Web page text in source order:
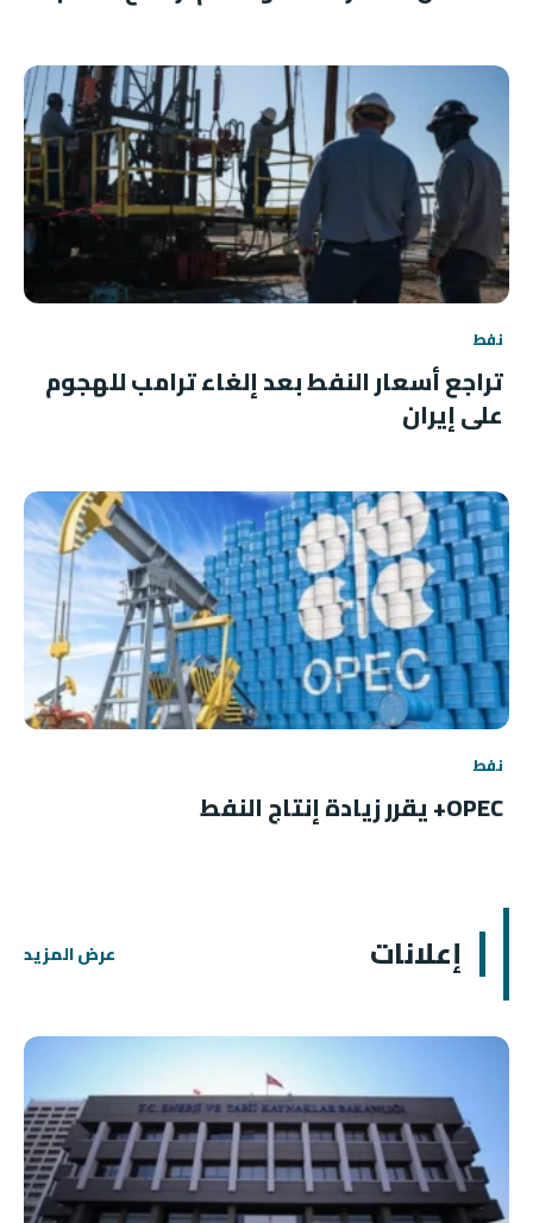
نفط
تراجع أسعار النفط بعد إلغاء ترامب للهجوم
على إيران
نفط
OPEC+ يقرر زيادة إنتاج النفط
إعلانات عرض المزيد